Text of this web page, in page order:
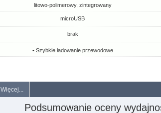
litowo-polimerowy, zintegrowany
microUSB
brak
• Szybkie ładowanie przewodowe
Więcej...
Podsumowanie oceny